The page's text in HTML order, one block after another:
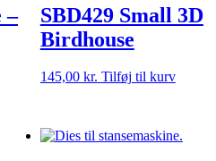
–
SBD429 Small 3D
Birdhouse
145,00 kr. Tilføj til kurv